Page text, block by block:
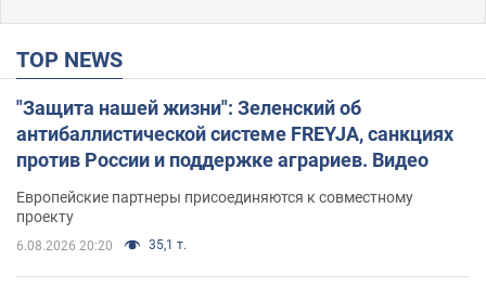
TOP NEWS
"Защита нашей жизни": Зеленский об
антибаллистической системе FREYJA, санкциях
против России и поддержке аграриев. Видео
Европейские партнеры присоединяются к совместному
проекту
6.08.2026 20:20 35,1 т.